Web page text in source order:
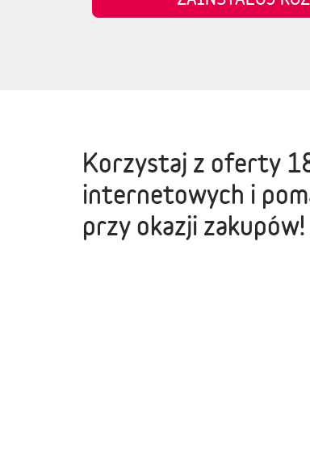
Korzystaj z oferty
internetowych i
przy okazji zakupów!